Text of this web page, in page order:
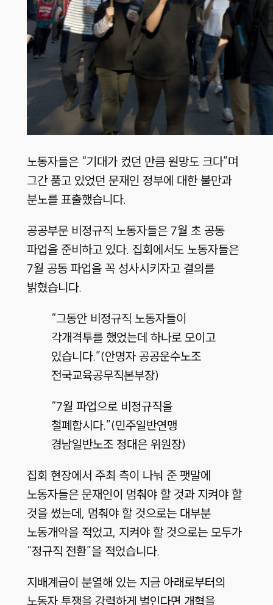
노동자들은 “기대가 컸던 만큼 원망도 크다”며
그간 품고 있었던 문재인 정부에 대한 불만과
분노를 표출했습니다.
공공부문 비정규직 노동자들은 7월 초 공동
파업을 준비하고 있다. 집회에서도 노동자들은
7월 공동 파업을 꼭 성사시키자고 결의를
밝혔습니다.
“그동안 비정규직 노동자들이
각개격투를 했었는데 하나로 모이고
있습니다.”(안명자 공공운수노조
전국교육공무직본부장)
“7월 파업으로 비정규직을
철폐합시다.”(민주일반연맹
경남일반노조 정대은 위원장)
집회 현장에서 주최 측이 나눠 준 팻말에
노동자들은 문재인이 멈춰야 할 것과 지켜야 할
것을 썼는데, 멈춰야 할 것으로는 대부분
노동개악을 적었고, 지켜야 할 것으로는 모두가
“정규직 전환”을 적었습니다.
지배계급이 분열해 있는 지금 아래로부터의
노동자 투쟁을 강력하게 벌인다면 개혁을